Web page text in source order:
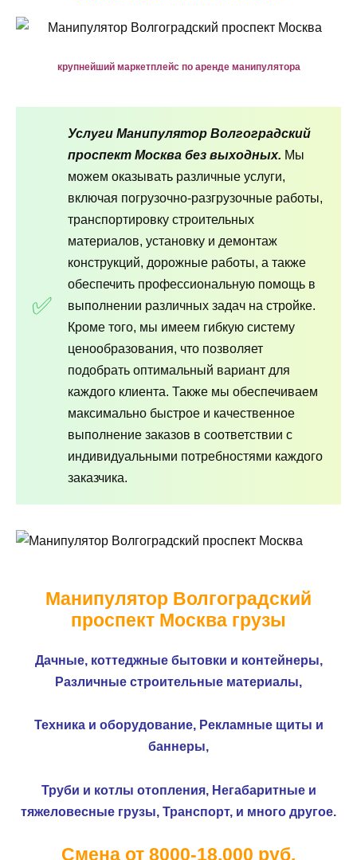
крупнейший маркетплейс по аренде манипулятора
Услуги Манипулятор Волгоградский
проспект Москва без выходных. Мы
можем оказывать различные услуги,
включая погрузочно-разгрузочные работы,
транспортировку строительных
материалов, установку и демонтаж
конструкций, дорожные работы, а также
обеспечить профессиональную помощь в
выполнении различных задач на стройке.
Кроме того, мы имеем гибкую систему
ценообразования, что позволяет
подобрать оптимальный вариант для
каждого клиента. Также мы обеспечиваем
максимально быстрое и качественное
выполнение заказов в соответствии с
индивидуальными потребностями каждого
заказчика.
Манипулятор Волгоградский
проспект Москва грузы
Дачные, коттеджные бытовки и контейнеры,
Различные строительные материалы,
Техника и оборудование, Рекламные щиты и
баннеры,
Труби и котлы отопления, Негабаритные и
тяжеловесные грузы, Транспорт, и много другое.
Смена от 8000-18.000 руб.